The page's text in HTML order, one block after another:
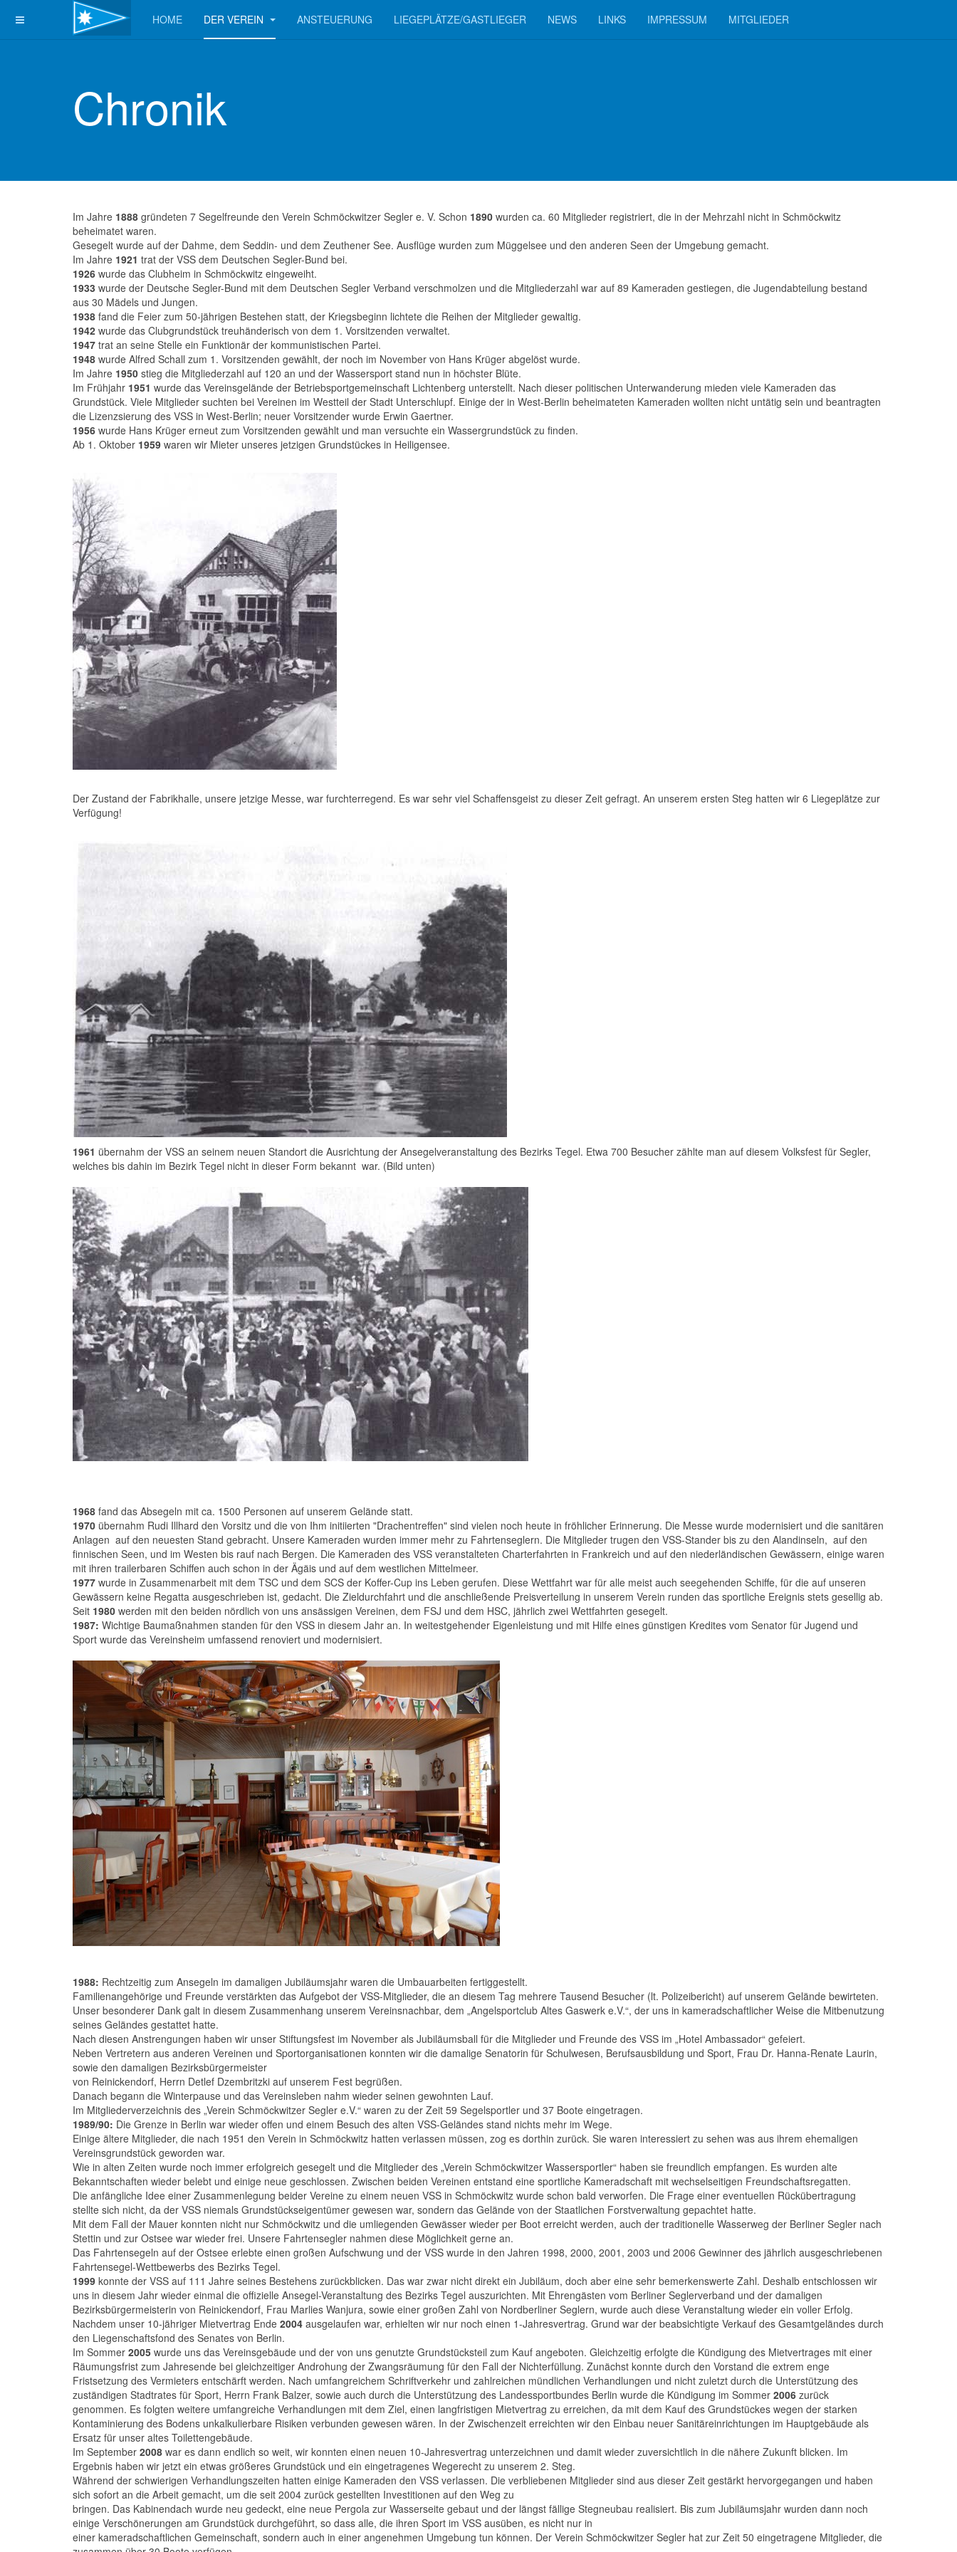
HOME DER VEREIN ANSTEUERUNG LIEGEPLÄTZE/GASTLIEGER NEWS LINKS IMPRESSUM MITGLIEDER
Chronik
Im Jahre 1888 gründeten 7 Segelfreunde den Verein Schmöckwitzer Segler e. V. Schon 1890 wurden ca. 60 Mitglieder registriert, die in der Mehrzahl nicht in Schmöckwitz
beheimatet waren.
Gesegelt wurde auf der Dahme, dem Seddin- und dem Zeuthener See. Ausflüge wurden zum Müggelsee und den anderen Seen der Umgebung gemacht.
Im Jahre 1921 trat der VSS dem Deutschen Segler-Bund bei.
1926 wurde das Clubheim in Schmöckwitz eingeweiht.
1933 wurde der Deutsche Segler-Bund mit dem Deutschen Segler Verband verschmolzen und die Mitgliederzahl war auf 89 Kameraden gestiegen, die Jugendabteilung bestand
aus 30 Mädels und Jungen.
1938 fand die Feier zum 50-jährigen Bestehen statt, der Kriegsbeginn lichtete die Reihen der Mitglieder gewaltig.
1942 wurde das Clubgrundstück treuhänderisch von dem 1. Vorsitzenden verwaltet.
1947 trat an seine Stelle ein Funktionär der kommunistischen Partei.
1948 wurde Alfred Schall zum 1. Vorsitzenden gewählt, der noch im November von Hans Krüger abgelöst wurde.
Im Jahre 1950 stieg die Mitgliederzahl auf 120 an und der Wassersport stand nun in höchster Blüte.
Im Frühjahr 1951 wurde das Vereinsgelände der Betriebsportgemeinschaft Lichtenberg unterstellt. Nach dieser politischen Unterwanderung mieden viele Kameraden das
Grundstück. Viele Mitglieder suchten bei Vereinen im Westteil der Stadt Unterschlupf. Einige der in West-Berlin beheimateten Kameraden wollten nicht untätig sein und beantragten
die Lizenzsierung des VSS in West-Berlin; neuer Vorsitzender wurde Erwin Gaertner.
1956 wurde Hans Krüger erneut zum Vorsitzenden gewählt und man versuchte ein Wassergrundstück zu finden.
Ab 1. Oktober 1959 waren wir Mieter unseres jetzigen Grundstückes in Heiligensee.
Der Zustand der Fabrikhalle, unsere jetzige Messe, war furchterregend. Es war sehr viel Schaffensgeist zu dieser Zeit gefragt. An unserem ersten Steg hatten wir 6 Liegeplätze zur
Verfügung!
1961 übernahm der VSS an seinem neuen Standort die Ausrichtung der Ansegelveranstaltung des Bezirks Tegel. Etwa 700 Besucher zählte man auf diesem Volksfest für Segler,
welches bis dahin im Bezirk Tegel nicht in dieser Form bekannt war. (Bild unten)
1968 fand das Absegeln mit ca. 1500 Personen auf unserem Gelände statt.
1970 übernahm Rudi Illhard den Vorsitz und die von Ihm initiierten "Drachentreffen" sind vielen noch heute in fröhlicher Erinnerung. Die Messe wurde modernisiert und die sanitären
Anlagen auf den neuesten Stand gebracht. Unsere Kameraden wurden immer mehr zu Fahrtenseglern. Die Mitglieder trugen den VSS-Stander bis zu den Alandinseln, auf den
finnischen Seen, und im Westen bis rauf nach Bergen. Die Kameraden des VSS veranstalteten Charterfahrten in Frankreich und auf den niederländischen Gewässern, einige waren
mit ihren trailerbaren Schiffen auch schon in der Ägäis und auf dem westlichen Mittelmeer.
1977 wurde in Zusammenarbeit mit dem TSC und dem SCS der Koffer-Cup ins Leben gerufen. Diese Wettfahrt war für alle meist auch seegehenden Schiffe, für die auf unseren
Gewässern keine Regatta ausgeschrieben ist, gedacht. Die Zieldurchfahrt und die anschließende Preisverteilung in unserem Verein runden das sportliche Ereignis stets gesellig ab.
Seit 1980 werden mit den beiden nördlich von uns ansässigen Vereinen, dem FSJ und dem HSC, jährlich zwei Wettfahrten gesegelt.
1987: Wichtige Baumaßnahmen standen für den VSS in diesem Jahr an. In weitestgehender Eigenleistung und mit Hilfe eines günstigen Kredites vom Senator für Jugend und
Sport wurde das Vereinsheim umfassend renoviert und modernisiert.
1988: Rechtzeitig zum Ansegeln im damaligen Jubiläumsjahr waren die Umbauarbeiten fertiggestellt.
Familienangehörige und Freunde verstärkten das Aufgebot der VSS-Mitglieder, die an diesem Tag mehrere Tausend Besucher (lt. Polizeibericht) auf unserem Gelände bewirteten.
Unser besonderer Dank galt in diesem Zusammenhang unserem Vereinsnachbar, dem „Angelsportclub Altes Gaswerk e.V.“, der uns in kameradschaftlicher Weise die Mitbenutzung
seines Geländes gestattet hatte.
Nach diesen Anstrengungen haben wir unser Stiftungsfest im November als Jubiläumsball für die Mitglieder und Freunde des VSS im „Hotel Ambassador“ gefeiert.
Neben Vertretern aus anderen Vereinen und Sportorganisationen konnten wir die damalige Senatorin für Schulwesen, Berufsausbildung und Sport, Frau Dr. Hanna-Renate Laurin,
sowie den damaligen Bezirksbürgermeister
von Reinickendorf, Herrn Detlef Dzembritzki auf unserem Fest begrüßen.
Danach begann die Winterpause und das Vereinsleben nahm wieder seinen gewohnten Lauf.
Im Mitgliederverzeichnis des „Verein Schmöckwitzer Segler e.V.“ waren zu der Zeit 59 Segelsportler und 37 Boote eingetragen.
1989/90: Die Grenze in Berlin war wieder offen und einem Besuch des alten VSS-Geländes stand nichts mehr im Wege.
Einige ältere Mitglieder, die nach 1951 den Verein in Schmöckwitz hatten verlassen müssen, zog es dorthin zurück. Sie waren interessiert zu sehen was aus ihrem ehemaligen
Vereinsgrundstück geworden war.
Wie in alten Zeiten wurde noch immer erfolgreich gesegelt und die Mitglieder des „Verein Schmöckwitzer Wassersportler“ haben sie freundlich empfangen. Es wurden alte
Bekanntschaften wieder belebt und einige neue geschlossen. Zwischen beiden Vereinen entstand eine sportliche Kameradschaft mit wechselseitigen Freundschaftsregatten.
Die anfängliche Idee einer Zusammenlegung beider Vereine zu einem neuen VSS in Schmöckwitz wurde schon bald verworfen. Die Frage einer eventuellen Rückübertragung
stellte sich nicht, da der VSS niemals Grundstückseigentümer gewesen war, sondern das Gelände von der Staatlichen Forstverwaltung gepachtet hatte.
Mit dem Fall der Mauer konnten nicht nur Schmöckwitz und die umliegenden Gewässer wieder per Boot erreicht werden, auch der traditionelle Wasserweg der Berliner Segler nach
Stettin und zur Ostsee war wieder frei. Unsere Fahrtensegler nahmen diese Möglichkeit gerne an.
Das Fahrtensegeln auf der Ostsee erlebte einen großen Aufschwung und der VSS wurde in den Jahren 1998, 2000, 2001, 2003 und 2006 Gewinner des jährlich ausgeschriebenen
Fahrtensegel-Wettbewerbs des Bezirks Tegel.
1999 konnte der VSS auf 111 Jahre seines Bestehens zurückblicken. Das war zwar nicht direkt ein Jubiläum, doch aber eine sehr bemerkenswerte Zahl. Deshalb entschlossen wir
uns in diesem Jahr wieder einmal die offizielle Ansegel-Veranstaltung des Bezirks Tegel auszurichten. Mit Ehrengästen vom Berliner Seglerverband und der damaligen
Bezirksbürgermeisterin von Reinickendorf, Frau Marlies Wanjura, sowie einer großen Zahl von Nordberliner Seglern, wurde auch diese Veranstaltung wieder ein voller Erfolg.
Nachdem unser 10-jähriger Mietvertrag Ende 2004 ausgelaufen war, erhielten wir nur noch einen 1-Jahresvertrag. Grund war der beabsichtigte Verkauf des Gesamtgeländes durch
den Liegenschaftsfond des Senates von Berlin.
Im Sommer 2005 wurde uns das Vereinsgebäude und der von uns genutzte Grundstücksteil zum Kauf angeboten. Gleichzeitig erfolgte die Kündigung des Mietvertrages mit einer
Räumungsfrist zum Jahresende bei gleichzeitiger Androhung der Zwangsräumung für den Fall der Nichterfüllung. Zunächst konnte durch den Vorstand die extrem enge
Fristsetzung des Vermieters entschärft werden. Nach umfangreichem Schriftverkehr und zahlreichen mündlichen Verhandlungen und nicht zuletzt durch die Unterstützung des
zuständigen Stadtrates für Sport, Herrn Frank Balzer, sowie auch durch die Unterstützung des Landessportbundes Berlin wurde die Kündigung im Sommer 2006 zurück
genommen. Es folgten weitere umfangreiche Verhandlungen mit dem Ziel, einen langfristigen Mietvertrag zu erreichen, da mit dem Kauf des Grundstückes wegen der starken
Kontaminierung des Bodens unkalkulierbare Risiken verbunden gewesen wären. In der Zwischenzeit erreichten wir den Einbau neuer Sanitäreinrichtungen im Hauptgebäude als
Ersatz für unser altes Toilettengebäude.
Im September 2008 war es dann endlich so weit, wir konnten einen neuen 10-Jahresvertrag unterzeichnen und damit wieder zuversichtlich in die nähere Zukunft blicken. Im
Ergebnis haben wir jetzt ein etwas größeres Grundstück und ein eingetragenes Wegerecht zu unserem 2. Steg.
Während der schwierigen Verhandlungszeiten hatten einige Kameraden den VSS verlassen. Die verbliebenen Mitglieder sind aus dieser Zeit gestärkt hervorgegangen und haben
sich sofort an die Arbeit gemacht, um die seit 2004 zurück gestellten Investitionen auf den Weg zu
bringen. Das Kabinendach wurde neu gedeckt, eine neue Pergola zur Wasserseite gebaut und der längst fällige Stegneubau realisiert. Bis zum Jubiläumsjahr wurden dann noch
einige Verschönerungen am Grundstück durchgeführt, so dass alle, die ihren Sport im VSS ausüben, es nicht nur in
einer kameradschaftlichen Gemeinschaft, sondern auch in einer angenehmen Umgebung tun können. Der Verein Schmöckwitzer Segler hat zur Zeit 50 eingetragene Mitglieder, die